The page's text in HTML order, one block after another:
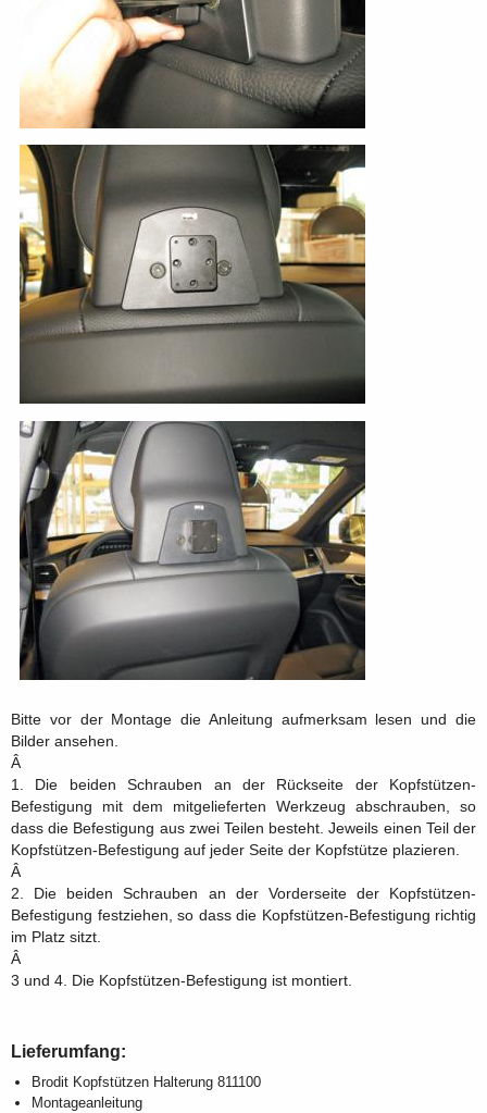
Bitte vor der Montage die Anleitung aufmerksam lesen und die
Bilder ansehen.
Â
1. Die beiden Schrauben an der Rückseite der Kopfstützen-
Befestigung mit dem mitgelieferten Werkzeug abschrauben, so
dass die Befestigung aus zwei Teilen besteht. Jeweils einen Teil der
Kopfstützen-Befestigung auf jeder Seite der Kopfstütze plazieren.
Â
2. Die beiden Schrauben an der Vorderseite der Kopfstützen-
Befestigung festziehen, so dass die Kopfstützen-Befestigung richtig
im Platz sitzt.
Â
3 und 4. Die Kopfstützen-Befestigung ist montiert.
Lieferumfang:
Brodit Kopfstützen Halterung 811100
Montageanleitung